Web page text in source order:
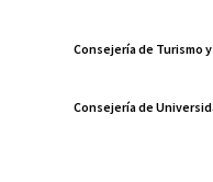
Consejería de Turismo
Consejería de